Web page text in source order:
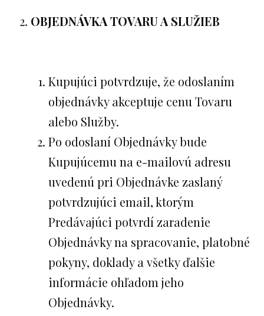
OBJEDNÁVKA TOVARU A SLUŽIEB
Kupujúci potvrdzuje, že odoslaním
objednávky akceptuje cenu Tovaru
alebo Služby.
Po odoslaní Objednávky bude
Kupujúcemu na e-mailovú adresu
uvedenú pri Objednávke zaslaný
potvrdzujúci email, ktorým
Predávajúci potvrdí zaradenie
Objednávky na spracovanie, platobné
pokyny, doklady a všetky ďalšie
informácie ohľadom jeho
Objednávky.